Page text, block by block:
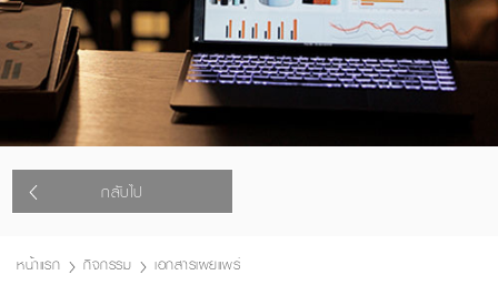
กลับไป
หน้าแรก กิจกรรม เอกสารเผยแพร่